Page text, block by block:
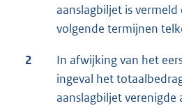
aanslagbiljet is vermeld
volgende termijnen
2
In afwijking van het
ingeval het
aanslagbiljet verenigde